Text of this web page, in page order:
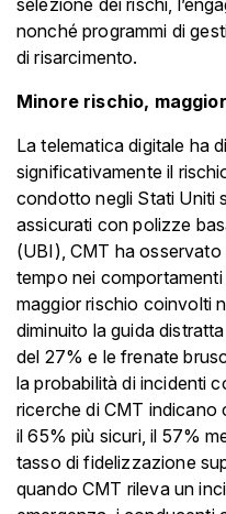
selezione dei rischi,
nonché programmi di
di risarcimento.
Minore rischio,
La telematica digitale ha
significativamente il
condotto negli Stati Uniti
assicurati con polizze
(UBI), CMT ha osservato
tempo nei
maggior rischio coinvolti
diminuito la guida
del 27% e le frenate
la probabilità di incidenti
ricerche di CMT
il 65% più sicuri, il 57%
tasso di fidelizzazione
quando CMT rileva un